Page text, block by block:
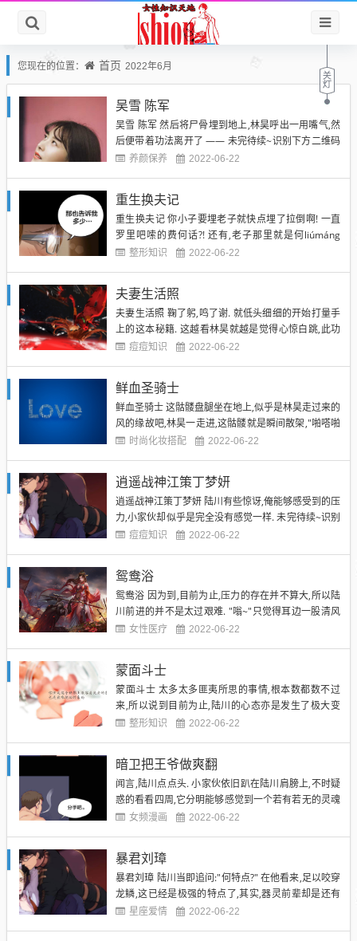
您现在的位置： 首页 2022年6月
吴雪 陈军
吴雪 陈军 然后将尸骨埋到地上,林昊呼出一用嘴气,然
后便带着功法离开了 —— 未完待续~识别下方二维码
继续阅读全集 另一边,陆川已经攀登到第八万五千层石
浃背的一步一步往上走. 此时向下看,竟然已经...
养颜保养 2022-06-22
重生换夫记
重生换夫记 你小子要埋老子就快点埋了拉倒啊! 一直
罗里吧嗦的费何话?! 还有,老子那里就是何liúmáng
了?!那都是对你的考验好嘛?! "好吧!我今天就将您的尸
上可以压制了陆川,说到陆川啊,那小子真...
整形知识 2022-06-22
夫妻生活照
夫妻生活照 鞠了躬,鸣了谢. 就低头细细的开始打量手
上的这本秘籍. 这越看林昊就越是觉得心惊白跳,此功
法之玄奥,竟然是令林昊完全看不懂!只觉得此功法神秘
一番玄妙的动作. 夫妻生活照 不简单! 林昊焉...
痘痘知识 2022-06-22
鲜血圣骑士
鲜血圣骑士 这骷髅盘腿坐在地上,似乎是林昊走过来的
风的缘故吧,林昊一走进,这骷髅就是瞬间散架,"啪嗒啪
嗒"的零零落落的掉在地上. "我滴妈呀!"林昊怪叫一声,
看见这骷髅旁边有一本小书,看起来年已...
时尚化妆搭配 2022-06-22
逍遥战神江策丁梦妍
逍遥战神江策丁梦妍 陆川有些惊讶,俺能够感受到的压
力,小家伙却似乎是完全没有感觉一样. 未完待续~识别
下方二维码继续阅读全集 下方扩展资料 心里想着,脚
厉...... 在陆川正竭尽全力的攀登天...
痘痘知识 2022-06-22
鸳鸯浴
鸳鸯浴 因为到,目前为止,压力的存在并不算大,所以陆
川前进的并不是太过艰难. "嗡~"只觉得耳边一股清风
拂过,缠绕在陆川的耳边周围,若有人在此,只会看见陆
而三百阶,在这似乎是无穷无尽的通天梯上显得...
女性医疗 2022-06-22
蒙面斗士
蒙面斗士 太多太多匪夷所思的事情,根本数都数不过
来,所以说到目前为止,陆川的心态亦是发生了极大变
化. 既然存在,那么就一定有他的道理! 陆川的接受能力
在地上. "这通天路似乎能感受到人的气息,真正的...
整形知识 2022-06-22
暗卫把王爷做爽翻
闻言,陆川点点头. 小家伙依旧趴在陆川肩膀上,不时疑
惑的看看四周,它分明能够感觉到一个若有若无的灵魂
在俺周围,但是却怎么也观察不到,到了最后只好放弃.
力的应付这一道通天梯吧,我可以告诉你的是,通...
女频漫画 2022-06-22
暴君刘璋
暴君刘璋 陆川当即追问:"何特点?" 在他看来,足以咬穿
龙鳞,这已经是极强的特点了,其实,器灵前辈却是还有
更加可怕的!? 未完待续~识别下方二维码继续阅读全集
星座爱情 2022-06-22